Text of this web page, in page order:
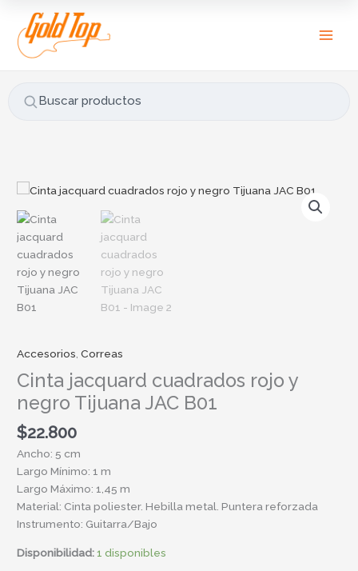
contenido
Buscar productos
u
s
r
Accesorios ,Correas
Cinta jacquard cuadrados rojo y
negro Tijuana JAC B01
$22.800
Ancho: 5 cm
Largo Mínimo: 1 m
Largo Máximo: 1,45 m
Material: Cinta poliester. Hebilla metal. Puntera reforzada
Instrumento: Guitarra/Bajo
Disponibilidad:1 disponibles
Cinta
cuadrados
rojo
y
negro
Tijuana
JAC
cantidad